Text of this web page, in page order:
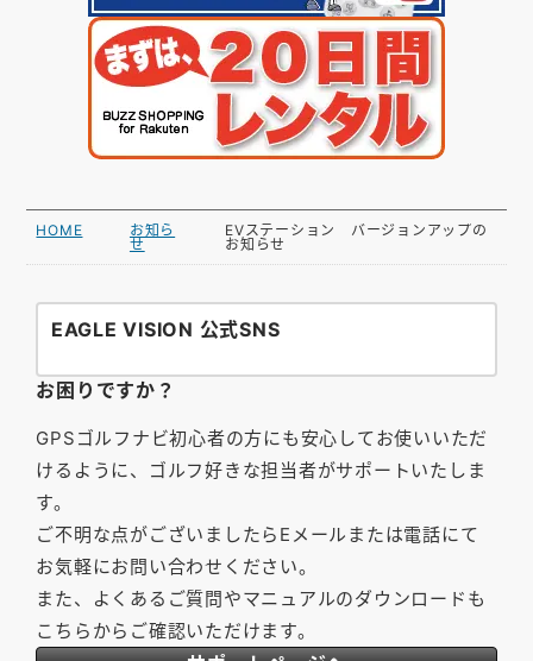
HOME
お知ら
せ
EVステーション バージョンアップの
お知らせ
EAGLE VISION 公式SNS
お困りですか？
GPSゴルフナビ初心者の方にも安心してお使いいただ
けるように、ゴルフ好きな担当者がサポートいたしま
す。
ご不明な点がございましたらEメールまたは電話にて
お気軽にお問い合わせください。
また、よくあるご質問やマニュアルのダウンロードも
こちらからご確認いただけます。